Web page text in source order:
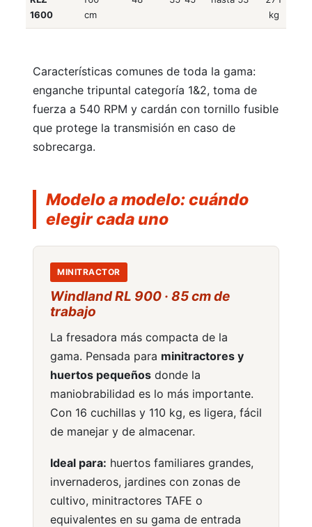
Motores
Ocasión
Nuevos
RECAMBIOS
1600
cm
kg
Características comunes de toda la gama:
enganche tripuntal categoría 1&2, toma de
fuerza a 540 RPM y cardán con tornillo fusible
que protege la transmisión en caso de
sobrecarga.
Modelo a modelo: cuándo
elegir cada uno
MINITRACTOR
Windland RL 900 · 85 cm de
trabajo
La fresadora más compacta de la
gama. Pensada para minitractores y
huertos pequeños donde la
maniobrabilidad es lo más importante.
Con 16 cuchillas y 110 kg, es ligera, fácil
de manejar y de almacenar.
Ideal para: huertos familiares grandes,
invernaderos, jardines con zonas de
cultivo, minitractores TAFE o
equivalentes en su gama de entrada